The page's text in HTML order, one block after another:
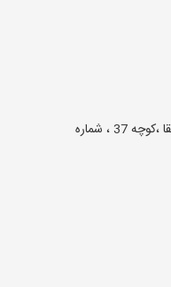
آدرس : تهران ، میدان آرژانتین ، ابتدای افریقا ،کوچه 37 ، شماره